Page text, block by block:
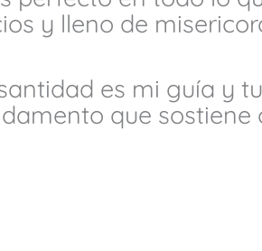
y lleno de
es mi guía y
que sostiene